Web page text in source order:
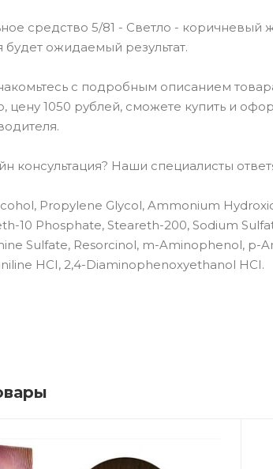
средство 5/81 - Светло - коричневый
ожидаемый результат.
с подробным описанием
цену 1050 рублей, сможете купить и
консультация? Наши специалисты
Propylene Glycol, Ammonium
10 Phosphate, Steareth-200, Sodium
Sulfate, Resorcinol, m-Aminophenol, p-
HCI, 2,4-Diaminophenoxyethanol HCI.